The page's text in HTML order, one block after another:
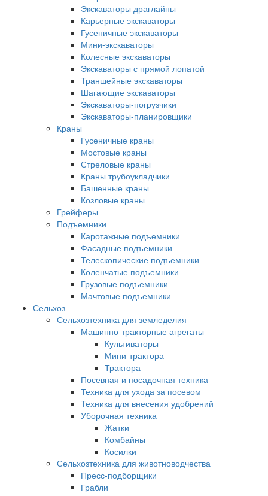
Экскаваторы драглайны
Карьерные экскаваторы
Гусеничные экскаваторы
Мини-экскаваторы
Колесные экскаваторы
Экскаваторы с прямой лопатой
Траншейные экскаваторы
Шагающие экскаваторы
Экскаваторы-погрузчики
Экскаваторы-планировщики
Краны
Гусеничные краны
Мостовые краны
Стреловые краны
Краны трубоукладчики
Башенные краны
Козловые краны
Грейферы
Подъемники
Каротажные подъемники
Фасадные подъемники
Телескопические подъемники
Коленчатые подъемники
Грузовые подъемники
Мачтовые подъемники
Сельхоз
Сельхозтехника для земледелия
Машинно-тракторные агрегаты
Культиваторы
Мини-трактора
Трактора
Посевная и посадочная техника
Техника для ухода за посевом
Техника для внесения удобрений
Уборочная техника
Жатки
Комбайны
Косилки
Сельхозтехника для животноводчества
Пресс-подборщики
Грабли